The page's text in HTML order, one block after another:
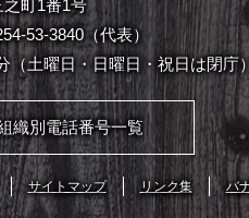
町1番1号
53-3840（代表）
土曜日・日曜日・祝日は閉庁）
織別電話番号一覧
サイトマップ リンク集 バ